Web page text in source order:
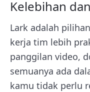
Kelebihan
Lark adalah
kerja tim lebih
panggilan video,
semuanya ada
kamu tidak perlu